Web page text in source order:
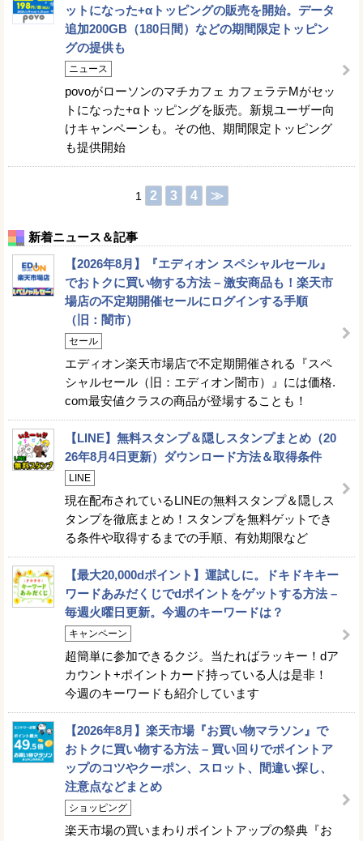
ットになった+αトッピングの販売を開始。データ
追加200GB（180日間）などの期間限定トッピン
グの提供も
ニュース
povoがローソンのマチカフェ カフェラテMがセッ
トになった+αトッピングを販売。新規ユーザー向
けキャンペーンも。その他、期間限定トッピング
も提供開始
1 2 3 4 ≫
新着ニュース＆記事
【2026年8月】『エディオン スペシャルセール』
でおトクに買い物する方法 – 激安商品も！楽天市
場店の不定期開催セールにログインする手順
（旧：闇市）
セール
エディオン楽天市場店で不定期開催される『スペ
シャルセール（旧：エディオン闇市）』には価格.
com最安値クラスの商品が登場することも！
【LINE】無料スタンプ＆隠しスタンプまとめ（20
26年8月4日更新）ダウンロード方法＆取得条件
LINE
現在配布されているLINEの無料スタンプ＆隠しス
タンプを徹底まとめ！スタンプを無料ゲットでき
る条件や取得するまでの手順、有効期限など
【最大20,000dポイント】運試しに。ドキドキキー
ワードあみだくじでdポイントをゲットする方法 –
毎週火曜日更新。今週のキーワードは？
キャンペーン
超簡単に参加できるクジ。当たればラッキー！dア
カウント+ポイントカード持っている人は是非！
今週のキーワードも紹介しています
【2026年8月】楽天市場『お買い物マラソン』で
おトクに買い物する方法 – 買い回りでポイントア
ップのコツやクーポン、スロット、間違い探し、
注意点などまとめ
ショッピング
楽天市場の買いまわりポイントアップの祭典『お